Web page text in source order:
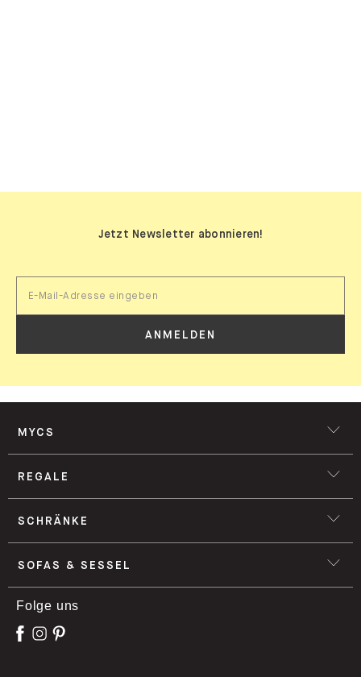
Jetzt Newsletter abonnieren!
ANMELDEN
MYCS
REGALE
SCHRÄNKE
SOFAS & SESSEL
Folge uns